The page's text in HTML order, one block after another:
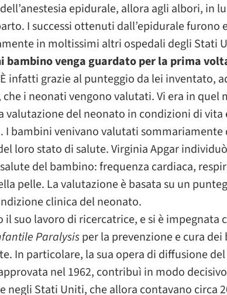
epidurale, allora agli albori, in
I successi ottenuti dall’epidurale furono
in moltissimi altri ospedali degli Stati
bambino venga guardato per la prima
infatti grazie al punteggio da lei inventato,
i neonati vengono valutati. Vi era in quel
valutazione del neonato in condizioni di
I bambini venivano valutati
loro stato di salute. Virginia Apgar
del bambino: frequenza cardiaca,
pelle. La valutazione è basata su un
clinica del neonato.
suo lavoro di ricercatrice, e si è impegnata
Paralysisper la prevenzione e cura
In particolare, la sua opera di diffusione
nel 1962, contribuì in modo
negli Stati Uniti, che allora contavano circa